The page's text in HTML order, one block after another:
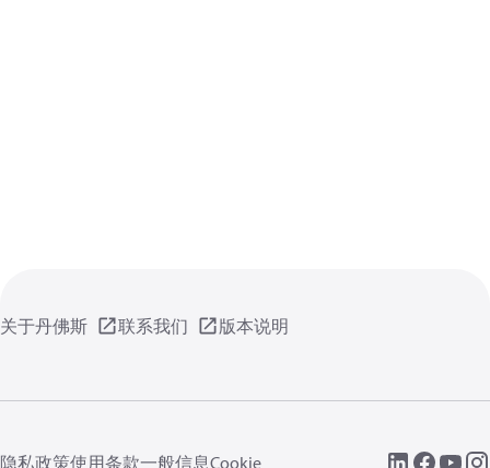
关于丹佛斯 联系我们 版本说明
隐私政策使用条款一般信息Cookie